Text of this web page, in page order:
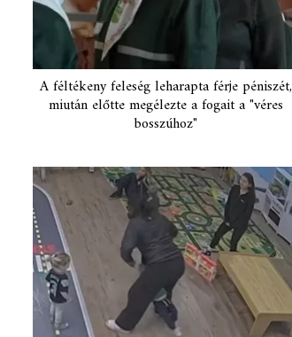
A féltékeny feleség leharapta férje péniszét,
miután előtte megélezte a fogait a "véres
bosszúhoz"